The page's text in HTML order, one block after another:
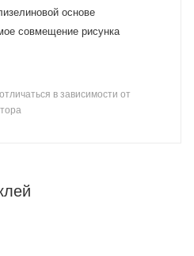
основе
совмещение рисунка
в зависимости от